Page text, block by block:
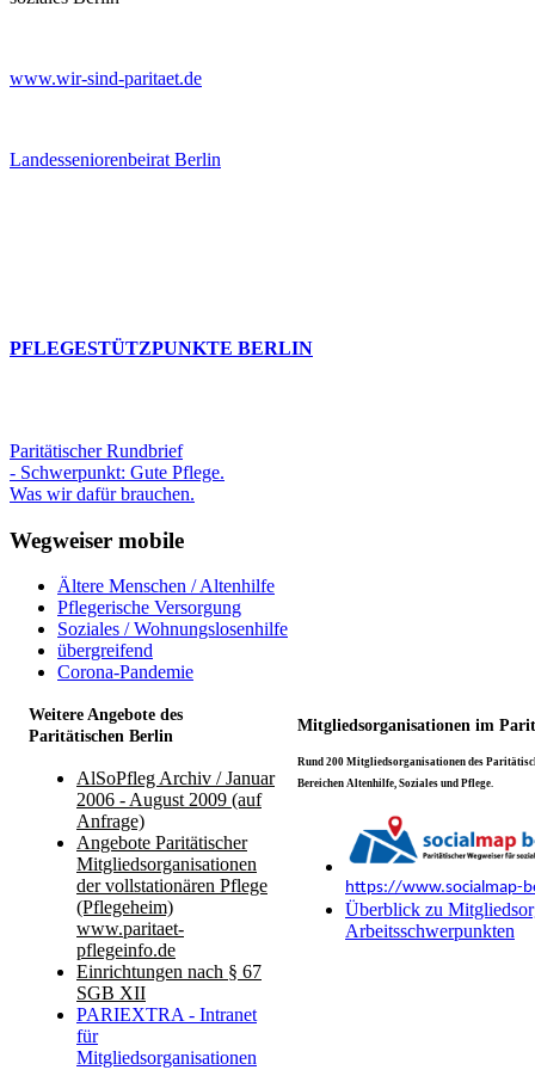
www.wir-sind-paritaet.de
Landesseniorenbeirat Berlin
PFLEGESTÜTZPUNKTE BERLIN
Paritätischer Rundbrief
- Schwerpunkt: Gute Pflege.
Was wir dafür brauchen.
Wegweiser mobile
Ältere Menschen / Altenhilfe
Pflegerische Versorgung
Soziales / Wohnungslosenhilfe
übergreifend
Corona-Pandemie
Weitere Angebote des
Paritätischen Berlin
Mitgliedsorganisationen im
AlSoPfleg Archiv / Januar
2006 - August 2009 (auf
Anfrage)
Angebote Paritätischer
Mitgliedsorganisationen
der vollstationären Pflege
(Pflegeheim)
www.paritaet-
pflegeinfo.de
Einrichtungen nach § 67
SGB XII
PARIEXTRA - Intranet
für
Mitgliedsorganisationen
Rund 200 Mitgliedsorganisationen des
Bereichen Altenhilfe, Soziales und Pflege.
https://www.socialmap-
Überblick zu
Arbeitsschwerpunkten